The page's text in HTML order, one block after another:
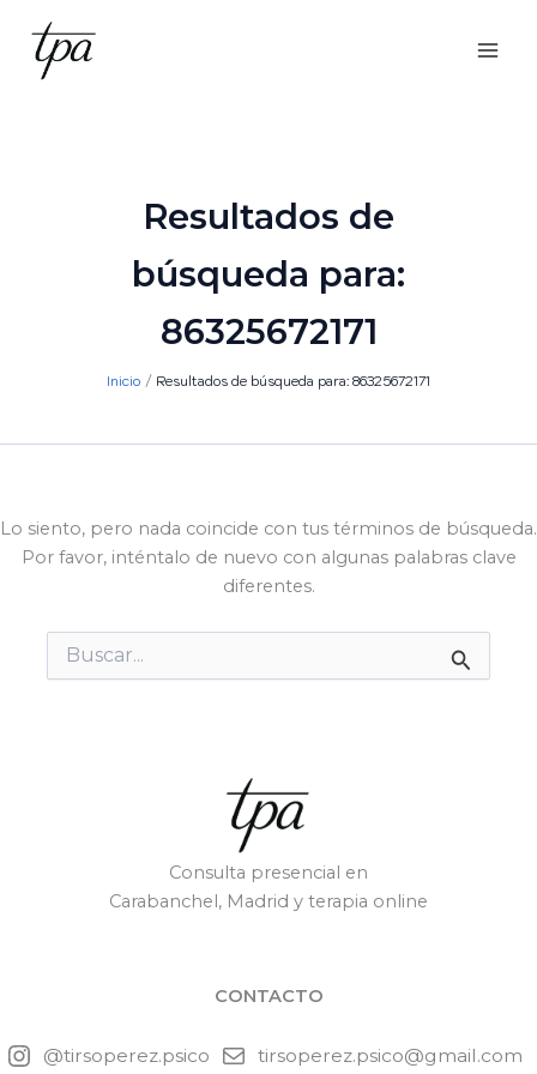
contenido
Resultados de
búsqueda para:
86325672171
Inicio Resultados de búsqueda para: 86325672171
Lo siento, pero nada coincide con tus términos de búsqueda.
Por favor, inténtalo de nuevo con algunas palabras clave
diferentes.
Buscar
por:
Consulta presencial en
Carabanchel, Madrid y terapia online
CONTACTO
@tirsoperez.psico tirsoperez.psico@gmail.com